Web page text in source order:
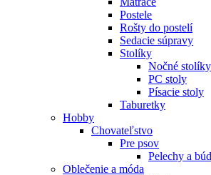
Postele
Rošty do postelí
Sedacie súpravy
Stolíky
Nočné stolíky
PC stoly
Písacie stoly
Taburetky
Hobby
Chovateľstvo
Pre psov
Pelechy a
Oblečenie a móda